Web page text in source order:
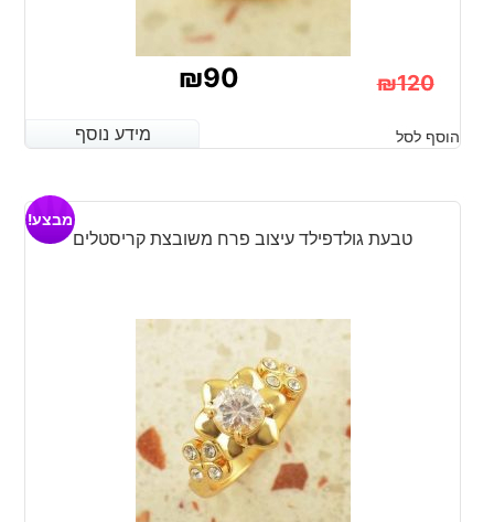
₪120
המקורי
היה:
₪120.
₪90
הנוכחי
הוא:
₪90.
מידע נוסף הוסף לסל מידע נוסף
טבעת גולדפילד עיצוב פרח משובצת קריסטלים
מבצע!